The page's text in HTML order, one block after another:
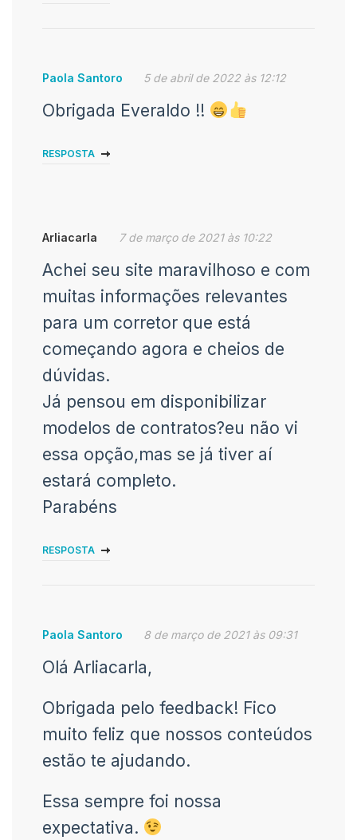
Paola Santoro 5 de abril de 2022 às 12:12
Obrigada Everaldo !!
RESPOSTA
Arliacarla 7 de março de 2021 às 10:22
Achei seu site maravilhoso e com
muitas informações relevantes
para um corretor que está
começando agora e cheios de
dúvidas.
Já pensou em disponibilizar
modelos de contratos?eu não vi
essa opção,mas se já tiver aí
estará completo.
Parabéns
RESPOSTA
Paola Santoro 8 de março de 2021 às 09:31
Olá Arliacarla,
Obrigada pelo feedback! Fico
muito feliz que nossos conteúdos
estão te ajudando.
Essa sempre foi nossa
expectativa.